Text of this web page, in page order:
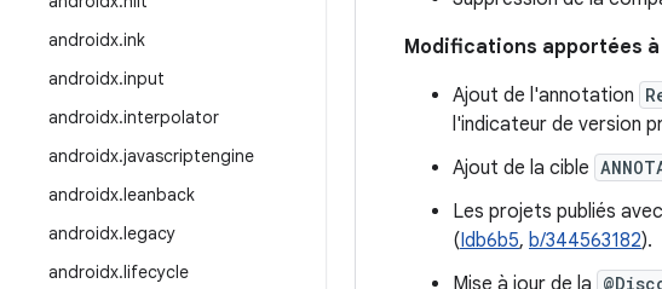
androidx.ink
androidx.input
androidx.interpolator
androidx.javascriptengine
androidx.leanback
androidx.legacy
androidx.lifecycle
Modifications apportées à
Ajout de l'annotation
l'indicateur de version
Ajout de la cible
Les projets publiés
(Idb6b5, b/344563182).
Mise à jour de la